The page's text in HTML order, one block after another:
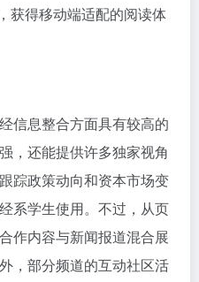
获得移动端适配的阅读体
信息整合方面具有较高的
，还能提供许多独家视角
踪政策动向和资本市场变
系学生使用。不过，从页
作内容与新闻报道混合展
，部分频道的互动社区活